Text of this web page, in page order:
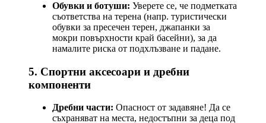
Обувки и ботуши: Уверете се, че подметката
съответства на терена (напр. туристически
обувки за пресечен терен, джапанки за
мокри повърхности край басейни), за да
намалите риска от подхлъзване и падане.
5. Спортни аксесоари и дребни
компоненти
Дребни части: Опасност от задавяне! Да се
съхраняват на места, недостъпни за деца под